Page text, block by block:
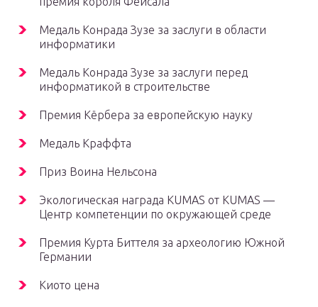
Медаль Конрада Зузе за заслуги в области
информатики
Медаль Конрада Зузе за заслуги перед
информатикой в ​​строительстве
Премия Кёрбера за европейскую науку
Медаль Краффта
Приз Воина Нельсона
Экологическая награда KUMAS от KUMAS —
Центр компетенции по окружающей среде
Премия Курта Биттеля за археологию Южной
Германии
Киото цена